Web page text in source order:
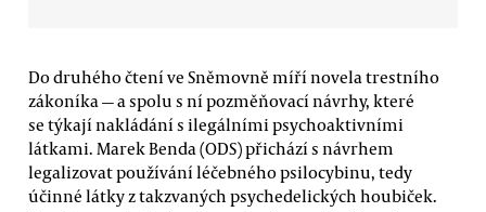
Do druhého čtení ve Sněmovně míří novela trestního
zákoníka — a spolu s ní pozměňovací návrhy, které
se týkají nakládání s ilegálními psychoaktivními
látkami. Marek Benda (ODS) přichází s návrhem
legalizovat používání léčebného psilocybinu, tedy
účinné látky z takzvaných psychedelických houbiček.